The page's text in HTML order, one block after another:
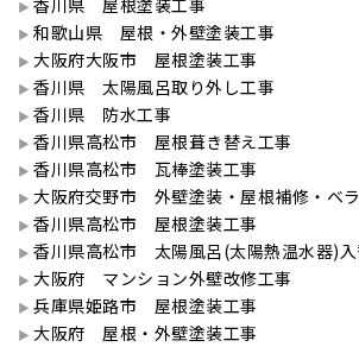
香川県 屋根塗装工事
和歌山県 屋根・外壁塗装工事
大阪府大阪市 屋根塗装工事
香川県 太陽風呂取り外し工事
香川県 防水工事
香川県高松市 屋根葺き替え工事
香川県高松市 瓦棒塗装工事
大阪府交野市 外壁塗装・屋根補修・ベ
香川県高松市 屋根塗装工事
香川県高松市 太陽風呂(太陽熱温水器)入
大阪府 マンション外壁改修工事
兵庫県姫路市 屋根塗装工事
大阪府 屋根・外壁塗装工事